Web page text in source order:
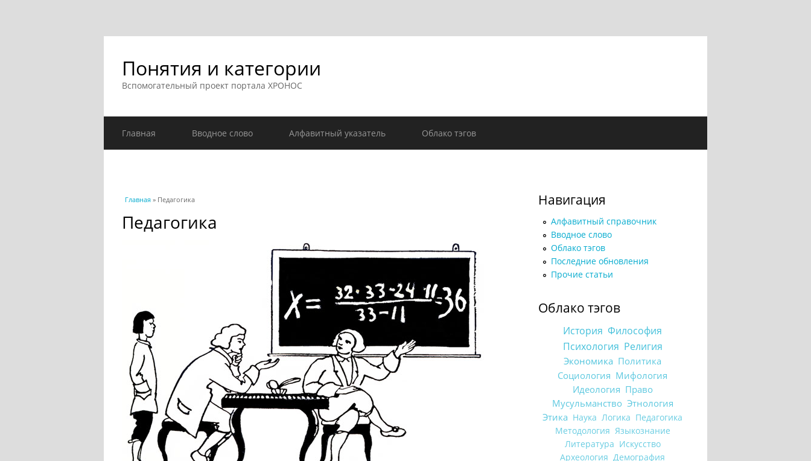
Понятия и категории
Вспомогательный проект портала ХРОНОС
Главная Вводное слово Алфавитный указатель Облако тэгов
Вы здесь
Главная » Педагогика
Педагогика
Навигация
Алфавитный справочник
Вводное слово
Облако тэгов
Последние обновления
Прочие статьи
Облако тэгов
История Философия
Психология Религия
Экономика Политика
Социология Мифология
Идеология Право
Мусульманство Этнология
Этика Наука Логика Педагогика
Методология Языкознание
Литература Искусство
Археология Демография